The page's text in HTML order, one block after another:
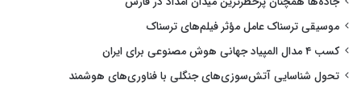
موسیقی ترسناک عامل مؤثر فیلم‌های ترسناک
کسب ۴ مدال المپیاد جهانی هوش مصنوعی برای ایران
تحول شناسایی آتش‌سوزی‌های جنگلی با فناوری‌های هوشمند